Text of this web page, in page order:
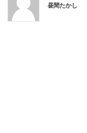
昼間たかし